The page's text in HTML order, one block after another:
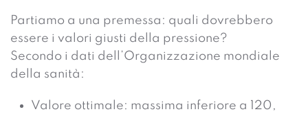
Partiamo a una premessa: quali dovrebbero
essere i valori giusti della pressione?
Secondo i dati dell’Organizzazione mondiale
della sanità:
Valore ottimale: massima inferiore a 120,